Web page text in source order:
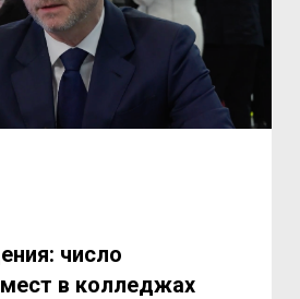
число
в колледжах